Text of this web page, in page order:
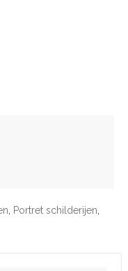
, Portret schilderijen,